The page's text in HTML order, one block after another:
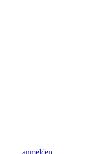
anmelden